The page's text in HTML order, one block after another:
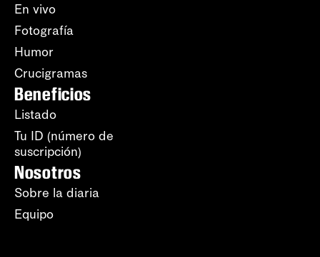
En vivo
Fotografía
Humor
Crucigramas
Beneficios
Listado
Tu ID (número de
suscripción)
Nosotros
Sobre la diaria
Equipo